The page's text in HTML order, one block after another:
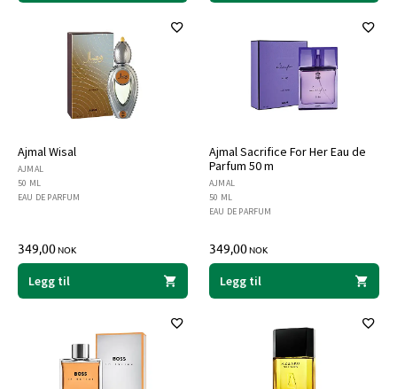
Ajmal Wisal
AJMAL
50 ML
EAU DE PARFUM
349,00NOK
Legg til
Ajmal Sacrifice For Her Eau de
Parfum 50 m
AJMAL
50 ML
EAU DE PARFUM
349,00NOK
Legg til